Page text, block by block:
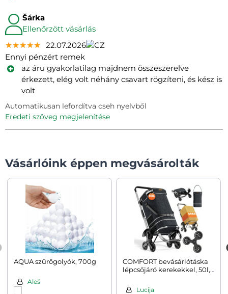
Šárka
Ellenőrzött vásárlás
★★★★★
★★★★★
★★★★★ 22.07.2026
Ennyi pénzért remek
az áru gyakorlatilag majdnem összeszerelve
érkezett, elég volt néhány csavart rögzíteni, és kész is
volt
Automatikusan lefordítva cseh nyelvből
eredeti szöveg megjelenítése
Vásárlóink éppen megvásárolták
AQUA szűrőgolyók, 700g
Aleš
COMFORT bevásárlótáska
lépcsőjáró kerekekkel, 50l,
Lucija